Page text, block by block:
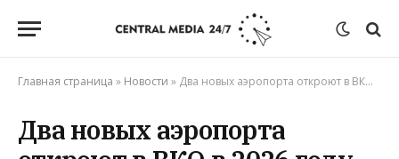
Главная страница » Новости » Два новых аэропорта откроют в ВКО в 2026 году
Два новых аэропорта